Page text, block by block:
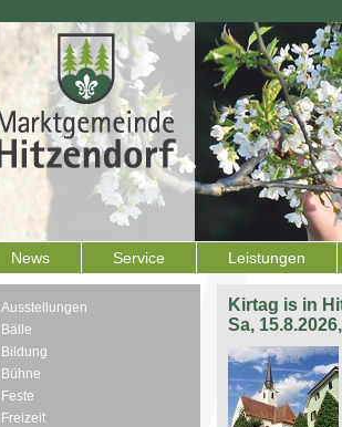
News Service Leistungen
Ausstellungen
Bälle
Bildung
Bühne
Feste
Freizeit
Kirtag is in
Sa,